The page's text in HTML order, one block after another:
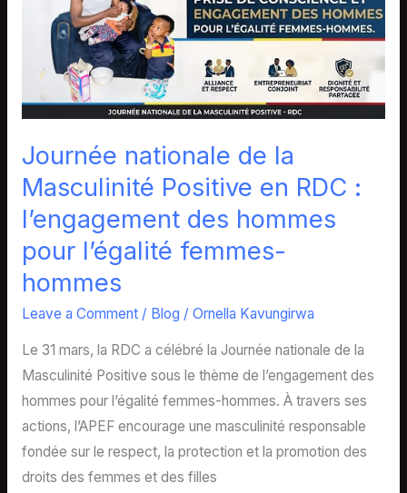
Journée nationale de la
Masculinité Positive en RDC :
l’engagement des hommes
pour l’égalité femmes-
hommes
Leave a Comment / Blog / Ornella Kavungirwa
Le 31 mars, la RDC a célébré la Journée nationale de la
Masculinité Positive sous le thème de l’engagement des
hommes pour l’égalité femmes-hommes. À travers ses
actions, l’APEF encourage une masculinité responsable
fondée sur le respect, la protection et la promotion des
droits des femmes et des filles
Masculinité
Positive
RDC
l’engagement
des
hommes
l’égalité
femmes-
hommes